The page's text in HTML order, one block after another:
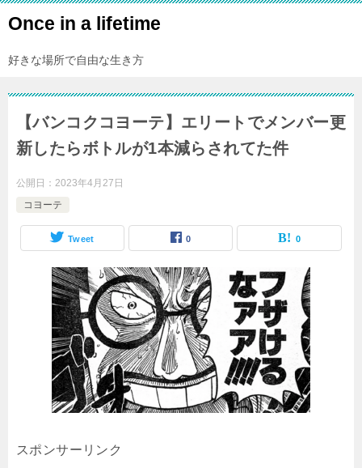
Once in a lifetime
好きな場所で自由な生き方
【バンコクコヨーテ】エリートでメンバー更
新したらボトルが1本減らされてた件
公開日： 2023年4月27日
コヨーテ
Tweet 0 0
スポンサーリンク